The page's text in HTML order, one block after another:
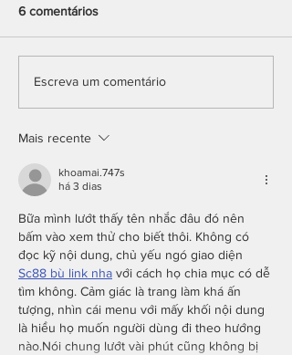
6 comentários
Escreva um comentário
Mais recente
khoamai.747s
há 3 dias
Bữa mình lướt thấy tên nhắc đâu đó nên
bấm vào xem thử cho biết thôi. Không có
đọc kỹ nội dung, chủ yếu ngó giao diện
Sc88 bù link nha với cách họ chia mục có dễ
tìm không. Cảm giác là trang làm khá ấn
tượng, nhìn cái menu với mấy khối nội dung
là hiểu họ muốn người dùng đi theo hướng
nào.Nói chung lướt vài phút cũng không bị